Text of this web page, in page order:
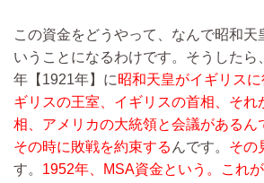
この資金をどうやって、なんで昭和天
いうことになるわけです。そうしたら
年【1921年】に昭和天皇がイギリス
ギリスの王室、イギリスの首相、それ
相、アメリカの大統領と会議があるん
その時に敗戦を約束する んです。 その
す。 1952年、MSA資金という。これ